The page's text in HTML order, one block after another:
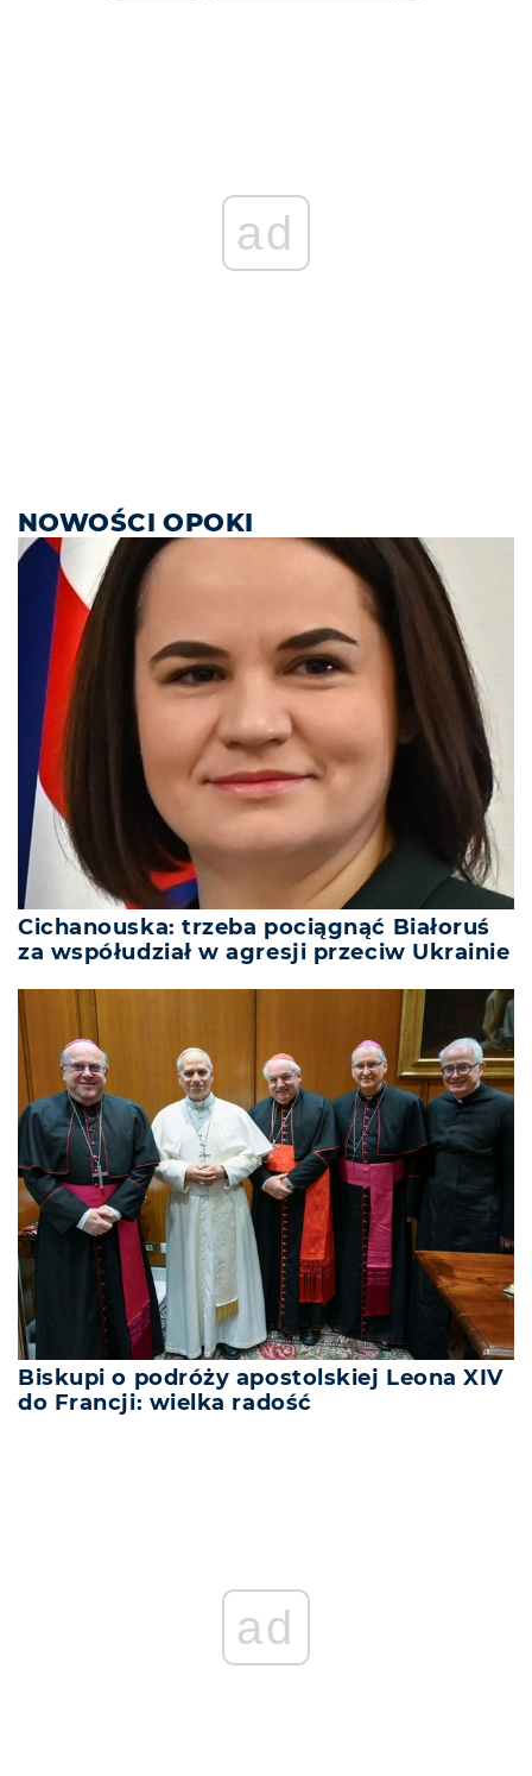
ad
NOWOŚCI OPOKI
Cichanouska: trzeba pociągnąć Białoruś
za współudział w agresji przeciw Ukrainie
Biskupi o podróży apostolskiej Leona XIV
do Francji: wielka radość
ad